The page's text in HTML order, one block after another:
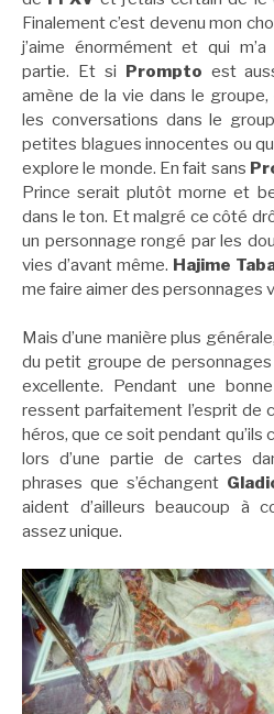
Finalement c’est devenu mon
j’aime énormément et qui
partie. Et si Prompto est
amène de la vie dans le groupe,
les conversations dans le
petites blagues innocentes ou
explore le monde. En fait sans
Prince serait plutôt morne et
dans le ton. Et malgré ce côté
un personnage rongé par les
vies d’avant même. Hajime
me faire aimer des personnages
Mais d’une manière plus
du petit groupe de personnages
excellente. Pendant une
ressent parfaitement l’esprit de
héros, que ce soit pendant qu’ils
lors d’une partie de cartes
phrases que s’échangent
aident d’ailleurs beaucoup à
assez unique.